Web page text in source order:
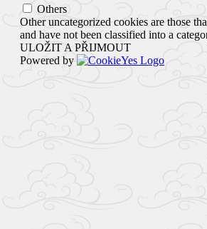
Others
Other uncategorized cookies are those
and have not been classified into a
ULOŽIT A PŘIJMOUT
Powered by